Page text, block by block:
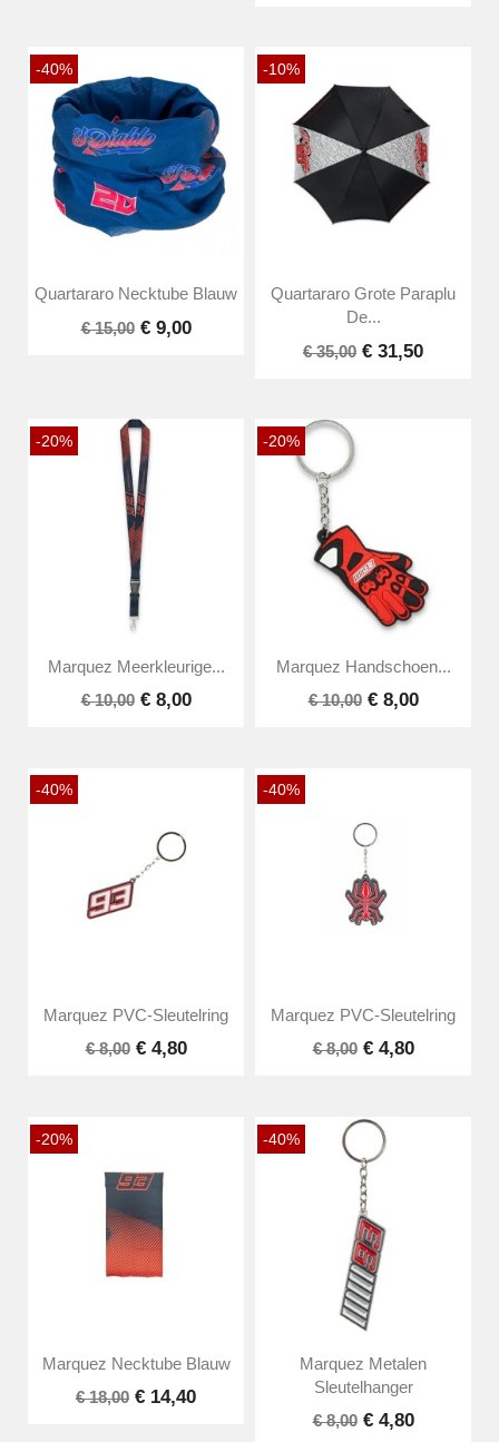
-40%
Quartararo Necktube Blauw
€ 15,00 € 9,00
-10%
Quartararo Grote Paraplu
De...
€ 35,00 € 31,50
-20%
Marquez Meerkleurige...
€ 10,00 € 8,00
-20%
Marquez Handschoen...
€ 10,00 € 8,00
-40%
Marquez PVC-Sleutelring
€ 8,00 € 4,80
-40%
Marquez PVC-Sleutelring
€ 8,00 € 4,80
-20%
Marquez Necktube Blauw
€ 18,00 € 14,40
-40%
Marquez Metalen
Sleutelhanger
€ 8,00 € 4,80